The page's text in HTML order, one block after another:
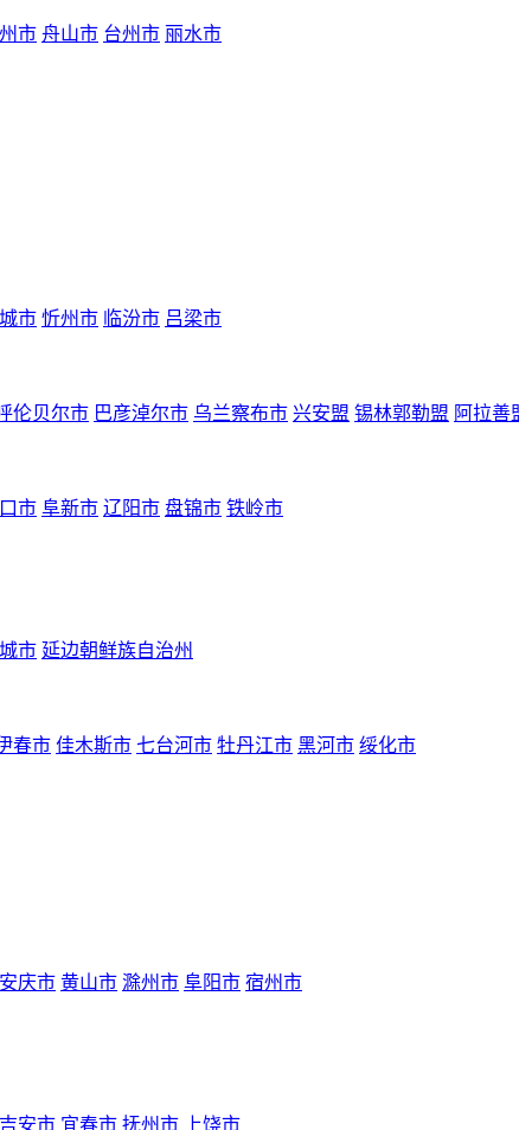
市 舟山市 台州市 丽水市
市 忻州市 临汾市 吕梁市
伦贝尔市 巴彦淖尔市 乌兰察布市 兴安盟 锡林郭勒盟 阿拉善
市 阜新市 辽阳市 盘锦市 铁岭市
市 延边朝鲜族自治州
春市 佳木斯市 七台河市 牡丹江市 黑河市 绥化市
安庆市 黄山市 滁州市 阜阳市 宿州市
吉安市 宜春市 抚州市 上饶市